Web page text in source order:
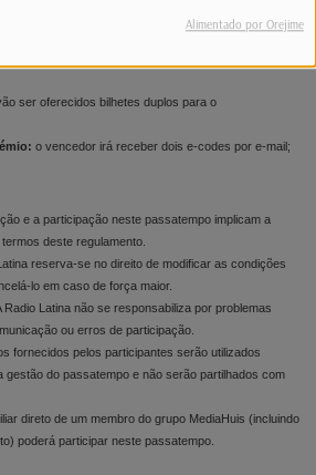
Alimentado por Orejime
decorre exclusivamente pelo 1363 e só
ser oferecidos bilhetes duplos para o
o vencedor irá receber dois e-codes por e-mail;
e a participação neste passatempo implicam a
deste regulamento.
reserva-se no direito de modificar as condições
lo em caso de força maior.
Radio Latina não se responsabiliza por problemas
ou erros de participação.
fornecidos pelos participantes serão utilizados
gestão do passatempo e não serão partilhados com
direto de um membro do grupo MediaHuis (incluindo
poderá participar neste passatempo.